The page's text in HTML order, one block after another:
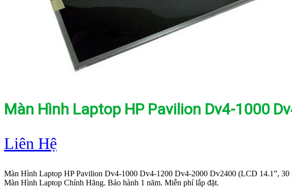
Màn Hình Laptop HP Pavilion Dv4-1000
Liên Hệ
Màn Hình Laptop HP Pavilion Dv4-1000 Dv4-1200 Dv4-2000 Dv2400 (LCD 14.1”, 30
Màn Hình Laptop Chính Hãng. Bảo hành 1 năm. Miễn phí lắp đặt.